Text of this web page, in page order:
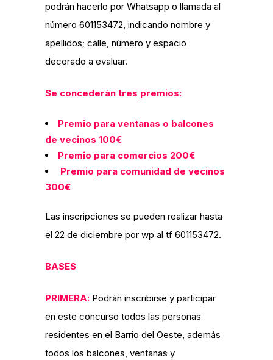
podrán hacerlo por Whatsapp o llamada al
número 601153472, indicando nombre y
apellidos; calle, número y espacio
decorado a evaluar.
Se concederán tres premios:
Premio para ventanas o balcones
de vecinos 100€
Premio para comercios 200€
Premio para comunidad de vecinos
300€
Las inscripciones se pueden realizar hasta
el 22 de diciembre por wp al tf 601153472.
BASES
PRIMERA: Podrán inscribirse y participar
en este concurso todos las personas
residentes en el Barrio del Oeste, además
todos los balcones, ventanas y